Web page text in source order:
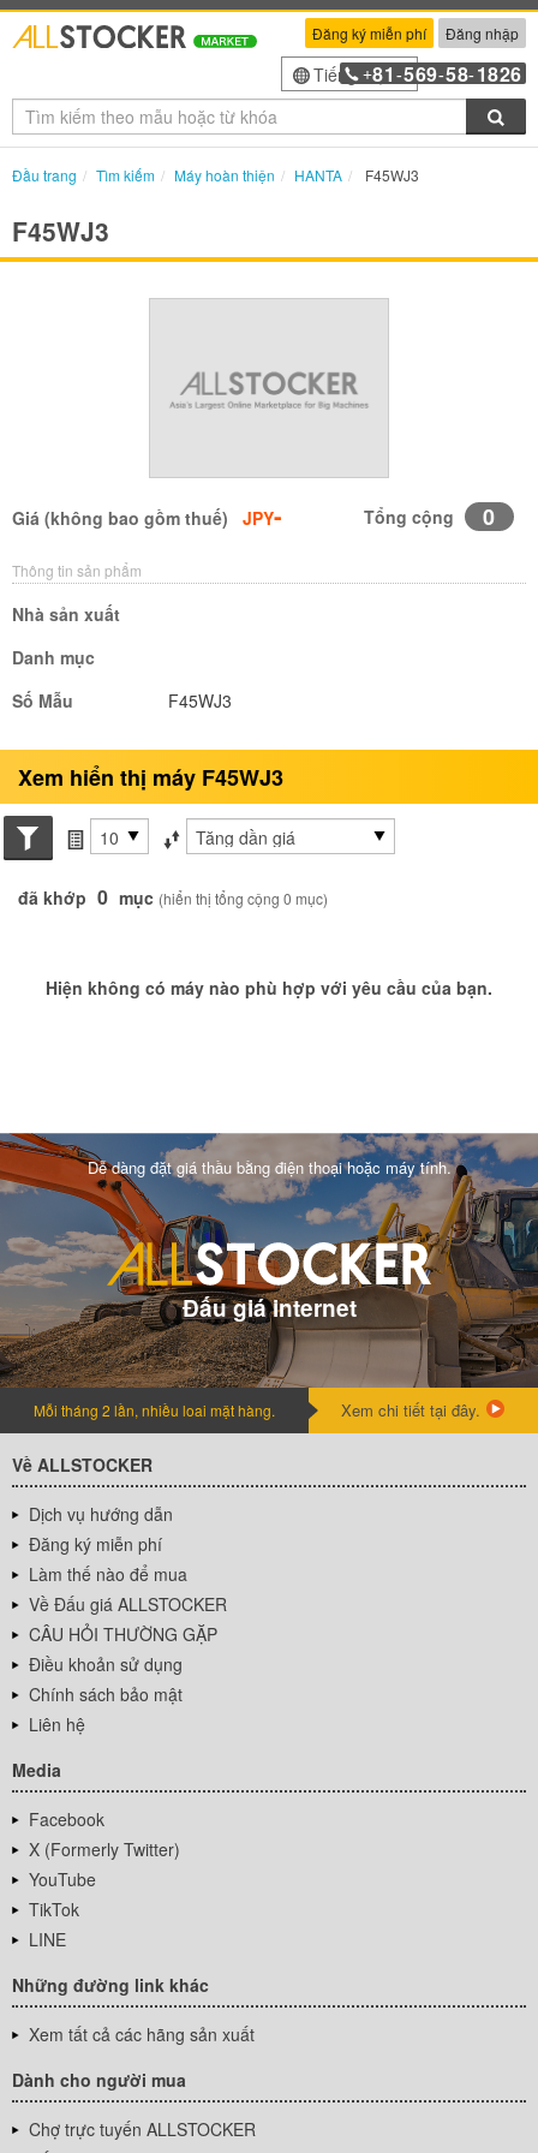
Đăng ký miễn phí Đăng nhập
Tiếng Việt
+81 -569-58-1826
Đầu trang Tìm kiếm Máy hoàn thiện HANTA F45WJ3
F45WJ3
Giá (không bao gồm thuế) JPY- Tổng cộng 0
Thông tin sản phẩm
Nhà sản xuất
Danh mục
Số Mẫu
F45WJ3
Xem hiển thị máy F45WJ3
Search conditions
các mục mỗi trang
Sắp xếp theo
đã khớp 0 mục (hiển thị tổng cộng 0 mục)
Hiện không có máy nào phù hợp với yêu cầu của bạn.
Dễ dàng đặt giá thầu bằng điện thoại hoặc máy tính.
Đấu giá internet
Mỗi tháng 2 lần, nhiều loai mặt hàng. Xem chi tiết tại đây.
Về ALLSTOCKER
Dịch vụ hướng dẫn
Đăng ký miễn phí
Làm thế nào để mua
Về Đấu giá ALLSTOCKER
CÂU HỎI THƯỜNG GẶP
Điều khoản sử dụng
Chính sách bảo mật
Liên hệ
Media
Facebook
X (Formerly Twitter)
YouTube
TikTok
LINE
Những đường link khác
Xem tất cả các hãng sản xuất
Dành cho người mua
Chợ trực tuyến ALLSTOCKER